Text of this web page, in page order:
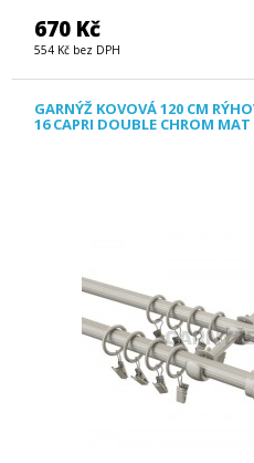
670 Kč
554 Kč bez DPH
GARNÝŽ KOVOVÁ 120 CM
16 CAPRI DOUBLE CHROM MAT